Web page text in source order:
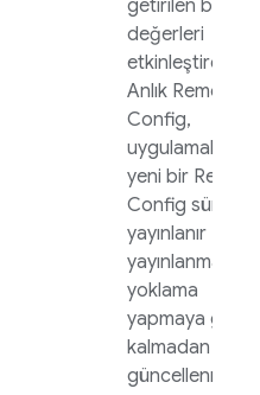
getirilen bu
değerleri
etkinleştirebilir.
Anlık Remote
Config,
yeni bir Remote
Config sürümü
yayınlanır
yayınlanmaz,
yoklama
yapmaya gerek
kalmadan
güncellenmiş